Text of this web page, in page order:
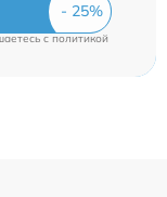
c политикой